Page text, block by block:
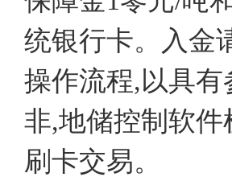
统银行卡。入金
操作流程,以具
非,地储控制软
刷卡交易。